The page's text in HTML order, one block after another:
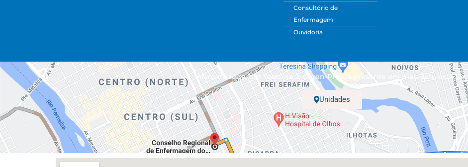
Consultório de
Enfermagem
Ouvidoria
Além da sede, em Teresina, o Coren-PI está presente em mais sete cidades.
Unidades